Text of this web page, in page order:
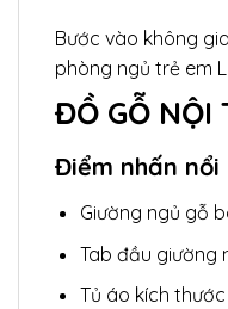
Bước vào không
phòng ngủ trẻ em
ĐỒ GỖ NỘI
Điểm nhấn
Giường ngủ gỗ
Tab đầu giường
Tủ áo kích